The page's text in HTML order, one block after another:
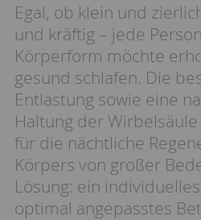
Egal, ob klein und
und kräftig – jede
Körperform möchte
gesund schlafen. Die
Entlastung sowie eine
Haltung der
für die nächtliche
Körpers von großer
Lösung: ein
optimal angepasstes